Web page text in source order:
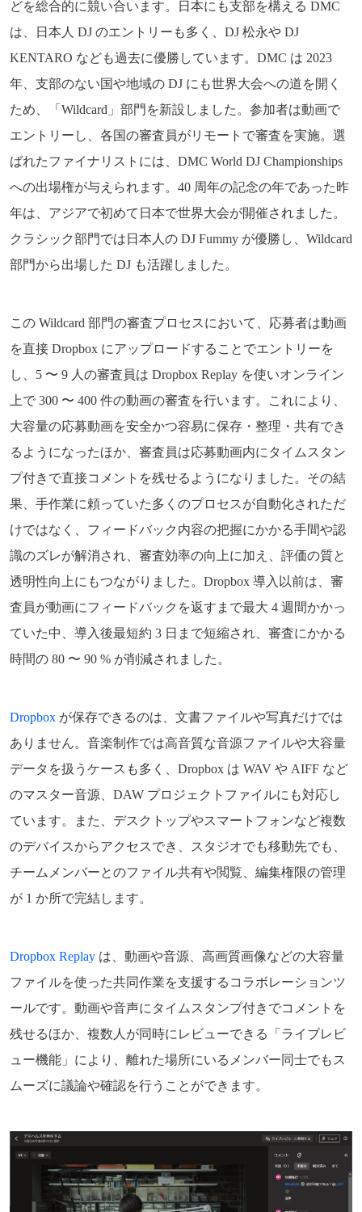
どを総合的に競い合います。日本にも支部を構える DMC
は、日本人 DJ のエントリーも多く、DJ 松永や DJ
KENTARO なども過去に優勝しています。DMC は 2023
年、支部のない国や地域の DJ にも世界大会への道を開く
ため、「Wildcard」部門を新設しました。参加者は動画で
エントリーし、各国の審査員がリモートで審査を実施。選
ばれたファイナリストには、DMC World DJ Championships
への出場権が与えられます。40 周年の記念の年であった昨
年は、アジアで初めて日本で世界大会が開催されました。
クラシック部門では日本人の DJ Fummy が優勝し、Wildcard
部門から出場した DJ も活躍しました。
この Wildcard 部門の審査プロセスにおいて、応募者は動画
を直接 Dropbox にアップロードすることでエントリーを
し、5 〜 9 人の審査員は Dropbox Replay を使いオンライン
上で 300 〜 400 件の動画の審査を行います。これにより、
大容量の応募動画を安全かつ容易に保存・整理・共有でき
るようになったほか、審査員は応募動画内にタイムスタン
プ付きで直接コメントを残せるようになりました。その結
果、手作業に頼っていた多くのプロセスが自動化されただ
けではなく、フィードバック内容の把握にかかる手間や認
識のズレが解消され、審査効率の向上に加え、評価の質と
透明性向上にもつながりました。Dropbox 導入以前は、審
査員が動画にフィードバックを返すまで最大 4 週間かかっ
ていた中、導入後最短約 3 日まで短縮され、審査にかかる
時間の 80 〜 90 % が削減されました。
Dropbox が保存できるのは、文書ファイルや写真だけでは
ありません。音楽制作では高音質な音源ファイルや大容量
データを扱うケースも多く、Dropbox は WAV や AIFF など
のマスター音源、DAW プロジェクトファイルにも対応し
ています。また、デスクトップやスマートフォンなど複数
のデバイスからアクセスでき、スタジオでも移動先でも、
チームメンバーとのファイル共有や閲覧、編集権限の管理
が 1 か所で完結します。
Dropbox Replay は、動画や音源、高画質画像などの大容量
ファイルを使った共同作業を支援するコラボレーションツ
ールです。動画や音声にタイムスタンプ付きでコメントを
残せるほか、複数人が同時にレビューできる「ライブレビ
ュー機能」により、離れた場所にいるメンバー同士でもス
ムーズに議論や確認を行うことができます。